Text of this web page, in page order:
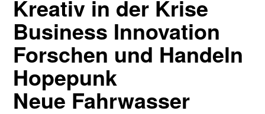
Kreativ in der Krise
Business Innovation
Forschen und Handeln
Hopepunk
Neue Fahrwasser